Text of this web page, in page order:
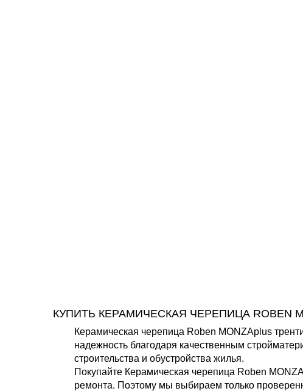
КУПИТЬ КЕРАМИЧЕСКАЯ ЧЕРЕПИЦА ROBEN
Керамическая черепица Roben MONZAplus
надежность благодаря качественным
строительства и обустройства жилья.
Покупайте Керамическая черепица Roben
ремонта. Поэтому мы выбираем только